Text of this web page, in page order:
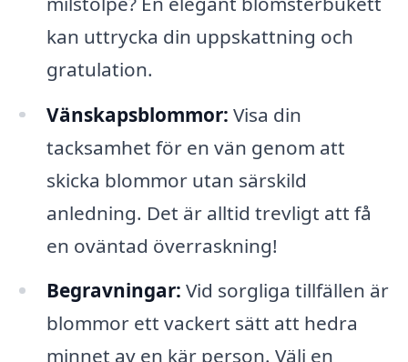
kan uttrycka din uppskattning och
gratulation.
Vänskapsblommor: Visa din
tacksamhet för en vän genom att
skicka blommor utan särskild
anledning. Det är alltid trevligt att få
en oväntad överraskning!
Begravningar: Vid sorgliga tillfällen är
blommor ett vackert sätt att hedra
minnet av en kär person. Välj en